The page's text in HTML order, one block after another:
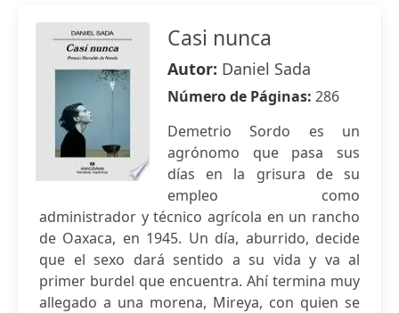
Casi nunca
Autor: Daniel Sada
Número de Páginas: 286
Demetrio Sordo es un
agrónomo que pasa sus
días en la grisura de su
empleo como
administrador y técnico agrícola en un rancho
de Oaxaca, en 1945. Un día, aburrido, decide
que el sexo dará sentido a su vida y va al
primer burdel que encuentra. Ahí termina muy
allegado a una morena, Mireya, con quien se